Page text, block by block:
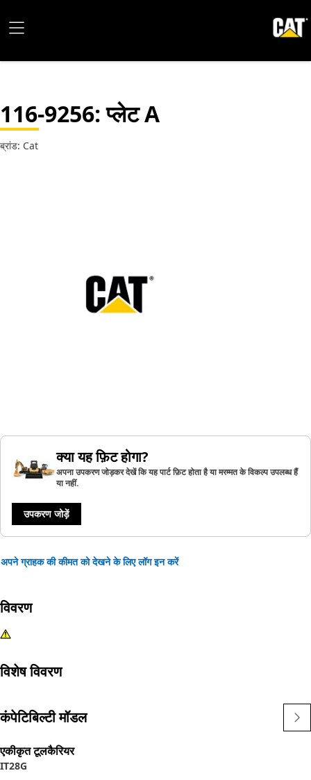
116-9256: प्लेट A
ब्रांड: Cat
क्या यह फ़िट होगा?
अपना उपकरण जोड़कर देखें कि यह पार्ट फ़िट होता है या मरम्मत के विकल्प उपलब्ध हैं
या नहीं.
उपकरण जोड़ें
अपने ग्राहक की कीमत को देखने के लिए लॉग इन करें
विवरण
विशेष विवरण
कंपेटिबिल्टी मॉडल
एकीकृत टूलकैरियर
IT28G